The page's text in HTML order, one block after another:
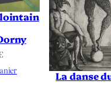
La danse